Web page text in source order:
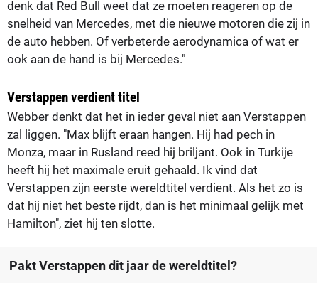
denk dat Red Bull weet dat ze moeten reageren op de
snelheid van Mercedes, met die nieuwe motoren die zij in
de auto hebben. Of verbeterde aerodynamica of wat er
ook aan de hand is bij Mercedes."
Verstappen verdient titel
Webber denkt dat het in ieder geval niet aan Verstappen
zal liggen. "Max blijft eraan hangen. Hij had pech in
Monza, maar in Rusland reed hij briljant. Ook in Turkije
heeft hij het maximale eruit gehaald. Ik vind dat
Verstappen zijn eerste wereldtitel verdient. Als het zo is
dat hij niet het beste rijdt, dan is het minimaal gelijk met
Hamilton", ziet hij ten slotte.
Pakt Verstappen dit jaar de wereldtitel?